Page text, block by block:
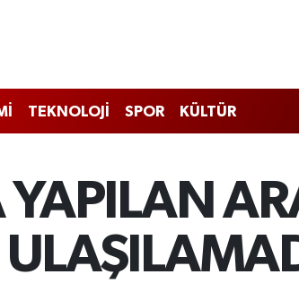
TEKNOLOJİ SPOR KÜLTÜR
YAPILAN